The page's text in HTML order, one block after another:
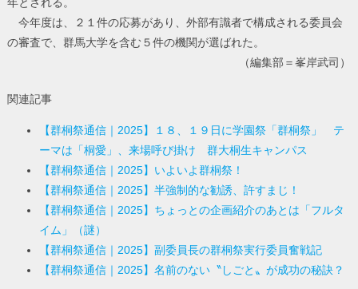
今年度は、２１件の応募があり、外部有識者で構成される委員会
の審査で、群馬大学を含む５件の機関が選ばれた。
（編集部＝峯岸武司）
関連記事
【群桐祭通信｜2025】１８、１９日に学園祭「群桐祭」 テ
ーマは「桐愛」、来場呼び掛け 群大桐生キャンパス
【群桐祭通信｜2025】いよいよ群桐祭！
【群桐祭通信｜2025】半強制的な勧誘、許すまじ！
【群桐祭通信｜2025】ちょっとの企画紹介のあとは「フルタ
イム」（謎）
【群桐祭通信｜2025】副委員長の群桐祭実行委員奮戦記
【群桐祭通信｜2025】名前のない〝しごと〟が成功の秘訣？